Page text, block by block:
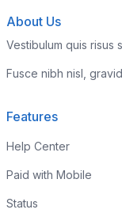
About Us
Vestibulum quis risus
Fusce nibh nisl,
Features
Help Center
Paid with Mobile
Status